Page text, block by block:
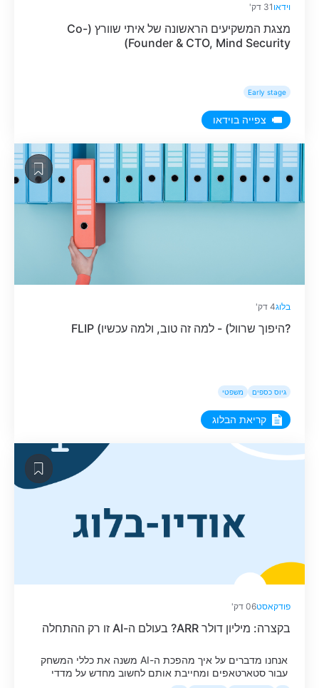
וידאו 31 דק'
מצגת המשקיעים הראשונה של איתי שוורץ (Co-
Founder & CTO, Mind Security)
Early stage
צפייה בוידאו
בלוג4 דק'
FLIP (היפוך שרוול) - למה זה טוב, ולמה עכשיו?
גיוס כספים משפטי
קריאת הבלוג
פודקאסט06 דק'
בקצרה: מיליון דולר ARR? בעולם ה-AI זו רק ההתחלה
אנחנו מדברים על איך מהפכת ה-AI משנה את כללי המשחק
עבור סטארטאפים ומחייבת אותם לחשוב מחדש על מדדי